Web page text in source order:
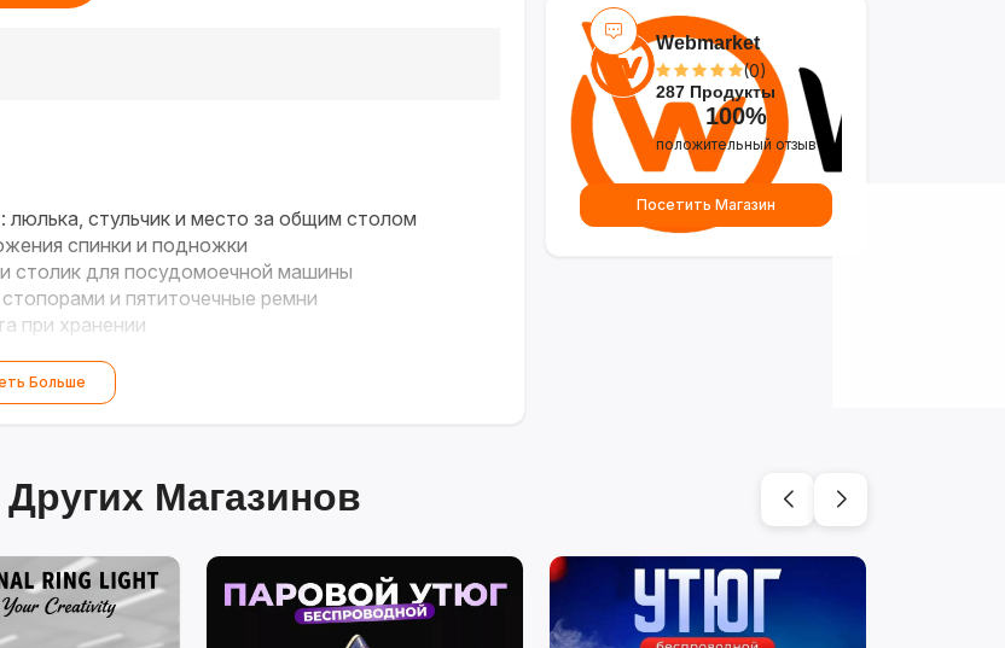
стульчик и место за общим столом
спинки и подножки
для посудомоечной машины
и пятиточечные ремни
при хранении
Больше
Webmarket
(0)
287 Продукты
100%
положительный отзыв
Посетить Магазин
Магазинов